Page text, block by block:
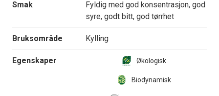
Smak
Fyldig med god konsentrasjon, god
syre, godt bitt, god tørrhet
Bruksområde Kylling
Egenskaper Økologisk
Biodynamisk